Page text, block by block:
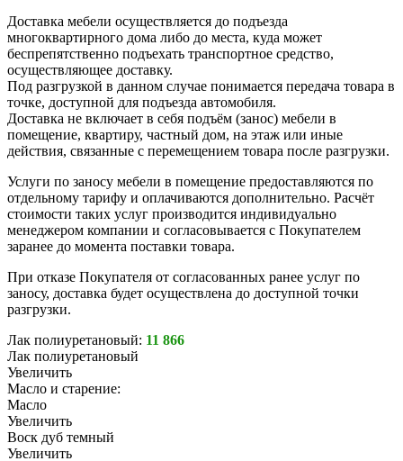
Доставка мебели осуществляется до подъезда
многоквартирного дома либо до места, куда может
беспрепятственно подъехать транспортное средство,
осуществляющее доставку.
Под разгрузкой в данном случае понимается передача товара в
точке, доступной для подъезда автомобиля.
Доставка не включает в себя подъём (занос) мебели в
помещение, квартиру, частный дом, на этаж или иные
действия, связанные с перемещением товара после разгрузки.
Услуги по заносу мебели в помещение предоставляются по
отдельному тарифу и оплачиваются дополнительно. Расчёт
стоимости таких услуг производится индивидуально
менеджером компании и согласовывается с Покупателем
заранее до момента поставки товара.
При отказе Покупателя от согласованных ранее услуг по
заносу, доставка будет осуществлена до доступной точки
разгрузки.
Лак полиуретановый: 11 866
Лак полиуретановый
Увеличить
Масло и старение:
Масло
Увеличить
Воск дуб темный
Увеличить